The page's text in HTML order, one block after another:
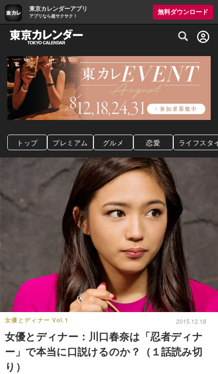
東京カレンダーアプリ
アプリなら超サクサク！
無料ダウンロード
グルメ情報・プレミアムレストラン予約
トップ プレミアム グルメ 恋愛 ライフスタ
女優とディナー Vol.1 2015.12.18
女優とディナー：川口春奈は「忍者ディナ
ー」で本当に口説けるのか？（１話読み切
り）